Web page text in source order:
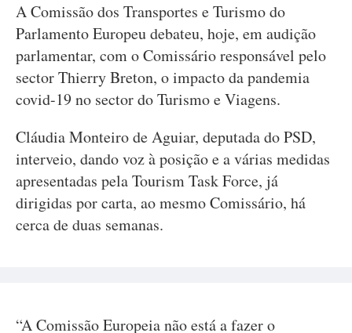
A Comissão dos Transportes e Turismo do
Parlamento Europeu debateu, hoje, em audição
parlamentar, com o Comissário responsável pelo
sector Thierry Breton, o impacto da pandemia
covid-19 no sector do Turismo e Viagens.
Cláudia Monteiro de Aguiar, deputada do PSD,
interveio, dando voz à posição e a várias medidas
apresentadas pela Tourism Task Force, já
dirigidas por carta, ao mesmo Comissário, há
cerca de duas semanas.
“A Comissão Europeia não está a fazer o